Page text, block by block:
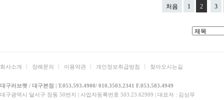
처음 1 2 3
회사소개 장례문의 이용약관 개인정보취급방침 찾아오시는길
대구러브펫 / 대구본점 | T.053.593.4900/ 010.3503.2341 F.053.583.4949
대구광역시 달서구 장동 50번지 | 사업자등록번호 503.23.62909 | 대표자 : 김상무